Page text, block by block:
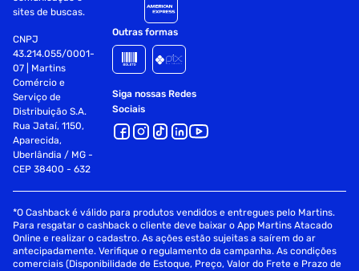
sites de buscas.
CNPJ
43.214.055/0001-
07 | Martins
Comércio e
Serviço de
Distribuição S.A.
Rua Jataí, 1150,
Aparecida,
Uberlândia / MG -
CEP 38400 - 632
Outras formas
Siga nossas Redes
Sociais
*O Cashback é válido para produtos vendidos e entregues pelo Martins.
Para resgatar o cashback o cliente deve baixar o App Martins Atacado
Online e realizar o cadastro. As ações estão sujeitas a saírem do ar
antecipadamente. Verifique o regulamento da campanha. As condições
comerciais (Disponibilidade de Estoque, Preço, Valor do Frete e Prazo de